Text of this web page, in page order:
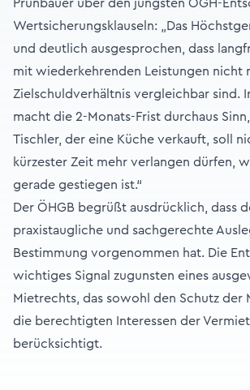
Prunbauer über den jüngsten OGH-
Wertsicherungsklauseln: „Das
und deutlich ausgesprochen, dass
mit wiederkehrenden Leistungen nicht
Zielschuldverhältnis vergleichbar sind.
macht die 2-Monats-Frist durchaus
Tischler, der eine Küche verkauft, soll
kürzester Zeit mehr verlangen dürfen,
gerade gestiegen ist.“
Der ÖHGB begrüßt ausdrücklich, dass
praxistaugliche und sachgerechte
Bestimmung vorgenommen hat. Die
wichtiges Signal zugunsten eines
Mietrechts, das sowohl den Schutz der
die berechtigten Interessen der
berücksichtigt.